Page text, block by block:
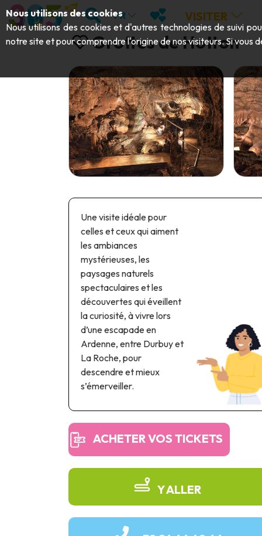
Aller au contenu principal; RECHERCHER
FR MES FAVORIS
VISITER
Grottes de Hotton
Une visite idéale pour
celles et ceux qui aiment
les ambiances
mystérieuses, les
paysages naturels
spectaculaires et les
découvertes qui éveillent
la curiosité, à vivre lors
d’une escapade en
Ardenne, entre Durbuy et
La Roche, pour
descendre et mieux
s’émerveiller.
ACHETER VOS TICKETS
Y ALLER
Nous utilisons des cookies
Nous utilisons des cookies et d'autres technologies de suivi
notre site et pour comprendre l'origine de nos visiteurs. Si vous